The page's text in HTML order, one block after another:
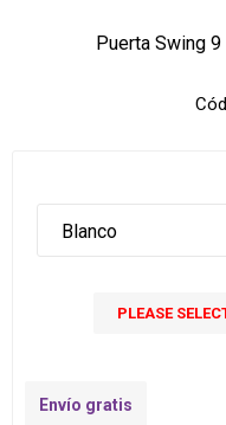
Puerta Swing
PLEASE
Envío gratis